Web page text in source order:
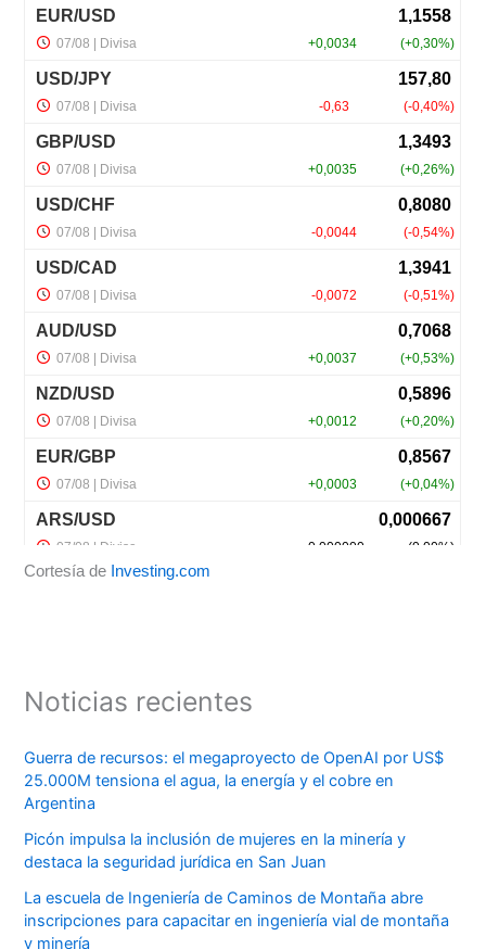
Cortesía de Investing.com
Noticias recientes
Guerra de recursos: el megaproyecto de OpenAI por US$
25.000M tensiona el agua, la energía y el cobre en
Argentina
Picón impulsa la inclusión de mujeres en la minería y
destaca la seguridad jurídica en San Juan
La escuela de Ingeniería de Caminos de Montaña abre
inscripciones para capacitar en ingeniería vial de montaña
y minería